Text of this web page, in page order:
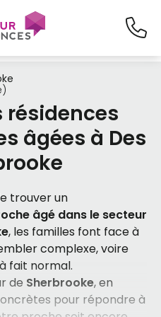
résidences
âgées à Des
trouver un
âgé dans le secteur
, les familles font face à
complexe, voire
fait normal.
de Sherbrooke, en
pour répondre à